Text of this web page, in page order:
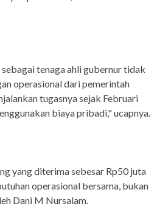
tenaga ahli gubernur tidak
operasional dari pemerintah
tugasnya sejak Februari
biaya pribadi," ucapnya.
yang diterima sebesar Rp50 juta
operasional bersama, bukan
Dani M Nursalam.